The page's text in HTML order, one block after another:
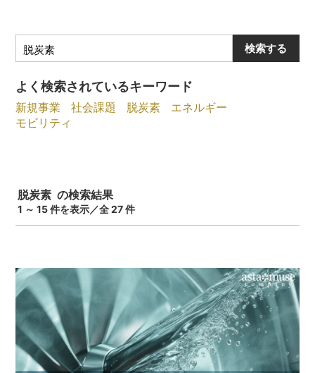
検索する
よく検索されているキーワード
新規事業 社会課題 脱炭素
エネルギー
モビリティ
脱炭素 の検索結果
1 ～ 15 件を表示／全 27 件